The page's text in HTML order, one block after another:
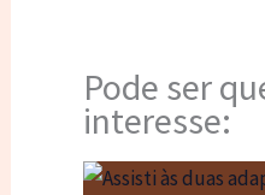
Pode ser
interesse: